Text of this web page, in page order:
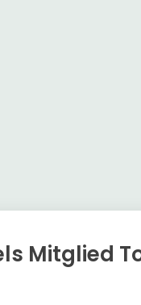
Mitglied